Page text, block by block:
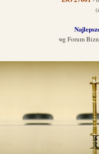
wg Forum